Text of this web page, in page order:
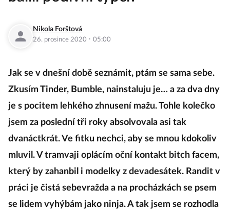
Nikola Forštová
26. prosince 2020 · 05:00
Jak se v dnešní době seznámit, ptám se sama sebe.
Zkusím Tinder, Bumble, nainstaluju je… a za dva dny
je s pocitem lehkého zhnusení mažu. Tohle kolečko
jsem za poslední tři roky absolvovala asi tak
dvanáctkrát. Ve fitku nechci, aby se mnou kdokoliv
mluvil. V tramvaji oplácím oční kontakt bitch facem,
který by zahanbil i modelky z devadesátek. Randit v
práci je čistá sebevražda a na procházkách se psem
se lidem vyhýbám jako ninja. A tak jsem se rozhodla